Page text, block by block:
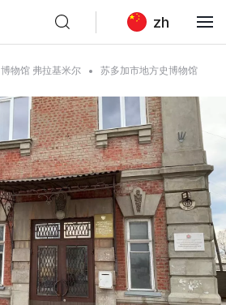
zh
博物馆 弗拉基米尔 苏多加市地方史博物馆